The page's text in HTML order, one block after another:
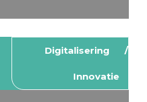
Digitalisering
Innovatie